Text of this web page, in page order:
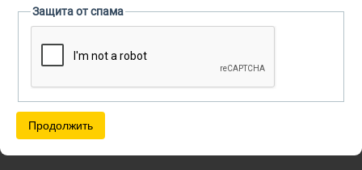
Защита от спама